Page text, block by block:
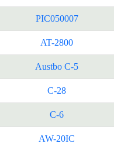
PIC050007
AT-2800
Austbo C-5
C-28
C-6
AW-20IC